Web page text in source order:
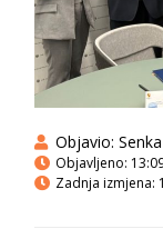
Objavio:
Objavljeno:
Zadnja izmjena: